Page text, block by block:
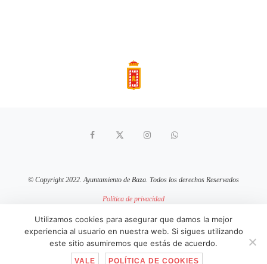
© Copyright 2022. Ayuntamiento de Baza. Todos los derechos Reservados
Política de privacidad
Política de cookies
sitio web mantenido por pixelcero.com
Utilizamos cookies para asegurar que damos la mejor
experiencia al usuario en nuestra web. Si sigues utilizando
este sitio asumiremos que estás de acuerdo.
VALE POLÍTICA DE COOKIES